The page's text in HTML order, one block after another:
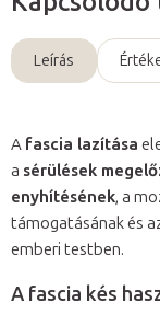
Leírás
A fascia lazítása
a sérülések
enyhítésének, a
támogatásának és
emberi testben.
A fascia kés